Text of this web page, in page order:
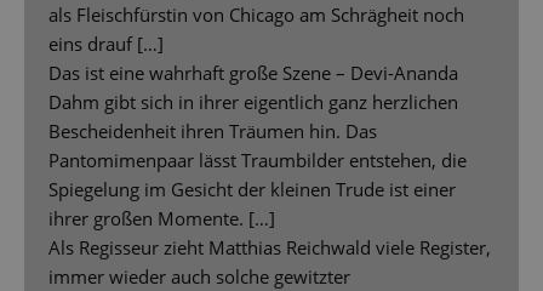
als Fleischfürstin von Chicago am Schrägheit noch
eins drauf […]
Das ist eine wahrhaft große Szene – Devi-Ananda
Dahm gibt sich in ihrer eigentlich ganz herzlichen
Bescheidenheit ihren Träumen hin. Das
Pantomimenpaar lässt Traumbilder entstehen, die
Spiegelung im Gesicht der kleinen Trude ist einer
ihrer großen Momente. […]
Als Regisseur zieht Matthias Reichwald viele Register,
immer wieder auch solche gewitzter